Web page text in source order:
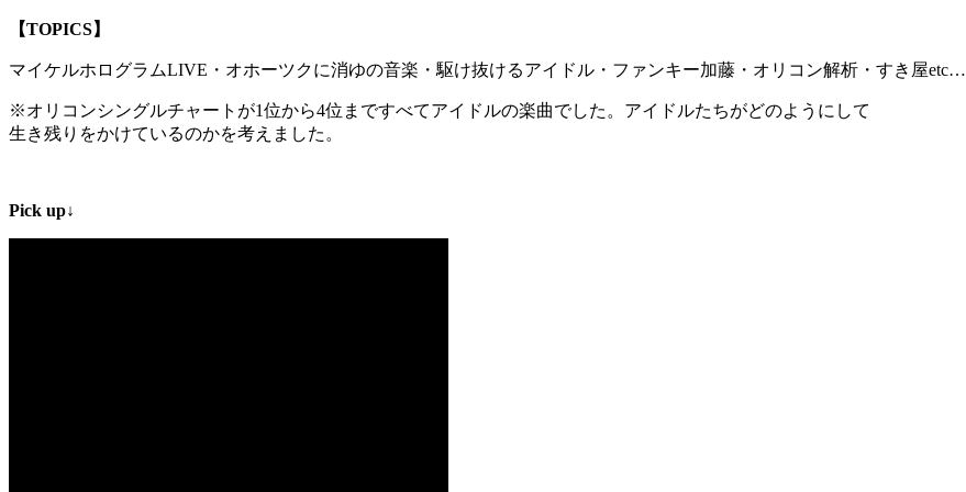
【TOPICS】
マイケルホログラムLIVE・オホーツクに消ゆの音楽・駆け抜けるアイドル・ファンキー加藤・オリコン解析・すき屋etc…
※オリコンシングルチャートが1位から4位まですべてアイドルの楽曲でした。アイドルたちがどのようにして
生き残りをかけているのかを考えました。
Pick up↓